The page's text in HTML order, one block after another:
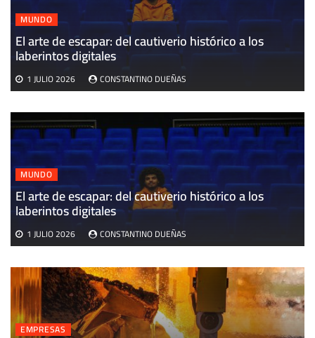
MUNDO
El arte de escapar: del cautiverio histórico a los
laberintos digitales
1 JULIO 2026 CONSTANTINO DUEÑAS
EMPRESAS
MUNDO
El arte de escapar: del cautiverio histórico a los
laberintos digitales
1 JULIO 2026 CONSTANTINO DUEÑAS